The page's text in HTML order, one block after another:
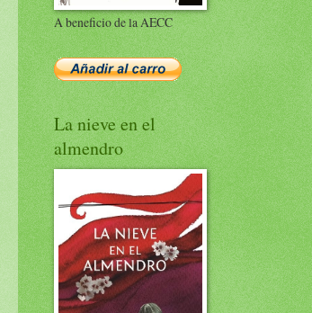
A beneficio de la AECC
La nieve en el
almendro